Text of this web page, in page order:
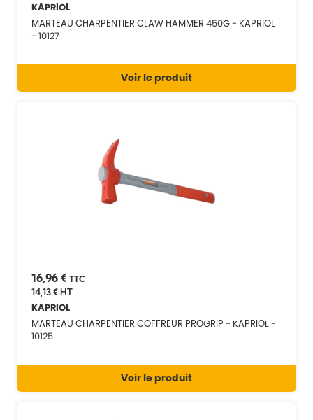
KAPRIOL
MARTEAU CHARPENTIER CLAW HAMMER 450G - KAPRIOL
- 10127
Voir le produit
16,96 € TTC
14,13 €HT
KAPRIOL
MARTEAU CHARPENTIER COFFREUR PROGRIP - KAPRIOL -
10125
Voir le produit